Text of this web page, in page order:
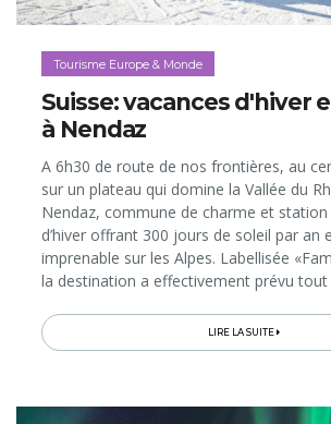
Tourisme Europe & Monde
Suisse: vacances d'hiver
à Nendaz
A 6h30 de route de nos frontières, au
sur un plateau qui domine la Vallée du
Nendaz, commune de charme et
d’hiver offrant 300 jours de soleil par an
imprenable sur les Alpes. Labellisée
la destination a effectivement prévu tout
plans pour les parents qui peuvent ainsi
moments privilégiés avec les enfants…
LIRE LA SUITE